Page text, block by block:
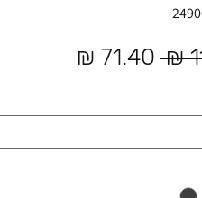
מחיר רגיל